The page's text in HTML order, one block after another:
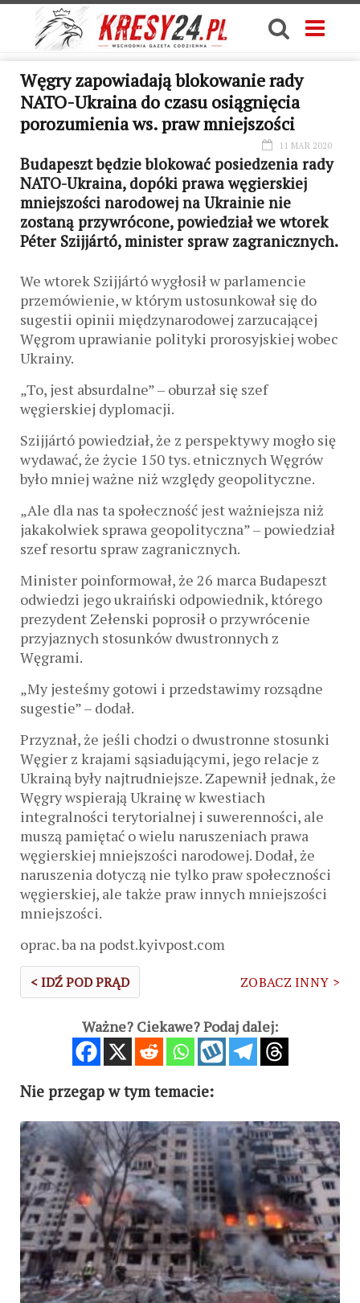
Węgry zapowiadają blokowanie rady
NATO-Ukraina do czasu osiągnięcia
porozumienia ws. praw mniejszości
11 MAR 2020
Budapeszt będzie blokować posiedzenia rady
NATO-Ukraina, dopóki prawa węgierskiej
mniejszości narodowej na Ukrainie nie
zostaną przywrócone, powiedział we wtorek
Péter Szijjártó, minister spraw zagranicznych.
We wtorek Szijjártó wygłosił w parlamencie
przemówienie, w którym ustosunkował się do
sugestii opinii międzynarodowej zarzucającej
Węgrom uprawianie polityki prorosyjskiej wobec
Ukrainy.
„To, jest absurdalne” – oburzał się szef
węgierskiej dyplomacji.
Szijjártó powiedział, że z perspektywy mogło się
wydawać, że życie 150 tys. etnicznych Węgrów
było mniej ważne niż względy geopolityczne.
„Ale dla nas ta społeczność jest ważniejsza niż
jakakolwiek sprawa geopolityczna” – powiedział
szef resortu spraw zagranicznych.
Minister poinformował, że 26 marca Budapeszt
odwiedzi jego ukraiński odpowiednik, którego
prezydent Zełenski poprosił o przywrócenie
przyjaznych stosunków dwustronnych z
Węgrami.
„My jesteśmy gotowi i przedstawimy rozsądne
sugestie” – dodał.
Przyznał, że jeśli chodzi o dwustronne stosunki
Węgier z krajami sąsiadującymi, jego relacje z
Ukrainą były najtrudniejsze. Zapewnił jednak, że
Węgry wspierają Ukrainę w kwestiach
integralności terytorialnej i suwerenności, ale
muszą pamiętać o wielu naruszeniach prawa
węgierskiej mniejszości narodowej. Dodał, że
naruszenia dotyczą nie tylko praw społeczności
węgierskiej, ale także praw innych mniejszości
mniejszości.
oprac. ba na podst.kyivpost.com
< IDŹ POD PRĄD ZOBACZ INNY >
Ważne? Ciekawe? Podaj dalej:
Nie przegap w tym temacie: